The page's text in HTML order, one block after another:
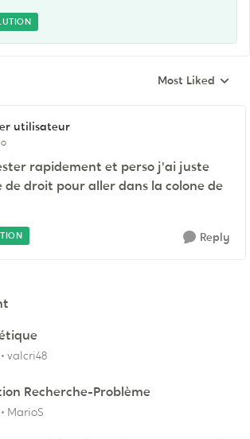
Replies sorted by
Most Liked
utilisateur
rapidement et perso j'ai juste
de droit pour aller dans la colone de
Reply
valcri48
Recherche-Problème
MarioS